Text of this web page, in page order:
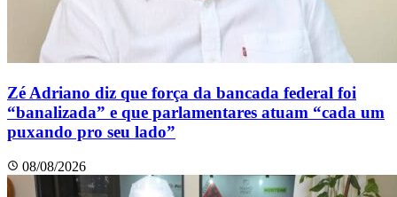
Zé Adriano diz que força da bancada federal foi
“banalizada” e que parlamentares atuam “cada um
puxando pro seu lado”
08/08/2026